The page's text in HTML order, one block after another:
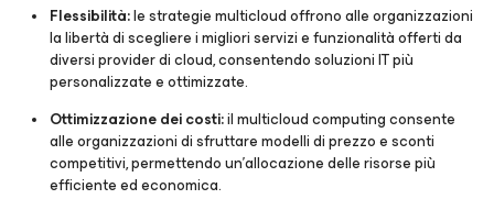
Flessibilità:le strategie multicloud offrono alle organizzazioni
la libertà di scegliere i migliori servizi e funzionalità offerti da
diversi provider di cloud, consentendo soluzioni IT più
personalizzate e ottimizzate.
Ottimizzazione dei costi:il multicloud computing consente
alle organizzazioni di sfruttare modelli di prezzo e sconti
competitivi, permettendo un'allocazione delle risorse più
efficiente ed economica.